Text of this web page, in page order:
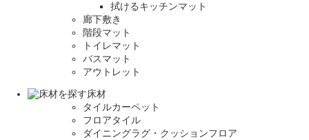
拭けるキッチンマット
廊下敷き
階段マット
トイレマット
バスマット
アウトレット
床材
タイルカーペット
フロアタイル
ダイニングラグ・クッションフロア